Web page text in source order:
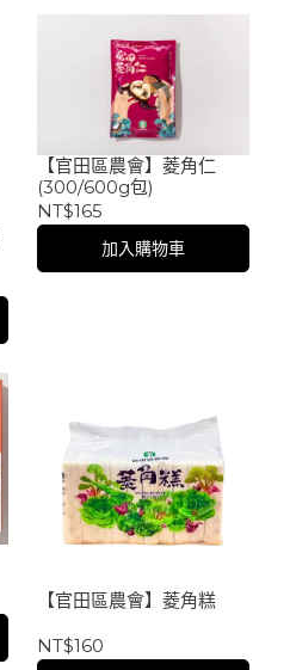
【官田區農會】菱角仁
(300/600g包)
NT$165
加入購物車
【官田區農會】菱角糕
NT$160